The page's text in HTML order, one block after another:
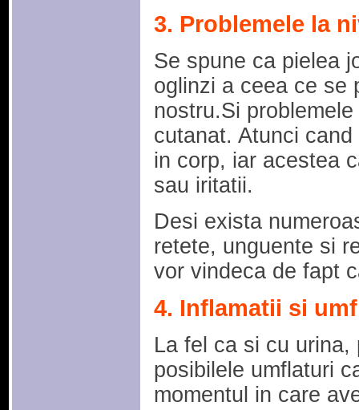
3. Problemele la
Se spune ca pielea
oglinzi a ceea ce se
nostru.Si
cutanat. Atunci
in corp, iar acestea
sau iritatii.
Desi exista
retete, unguente si
vor vindeca de fapt
4. Inflamatii si
La fel ca si cu
posibilele umflaturi
momentul in care